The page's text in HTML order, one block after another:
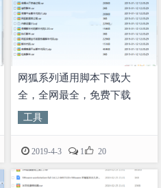
网狐系列通用脚本下载大
全，全网最全，免费下载
工具
2019-4-3 1 20